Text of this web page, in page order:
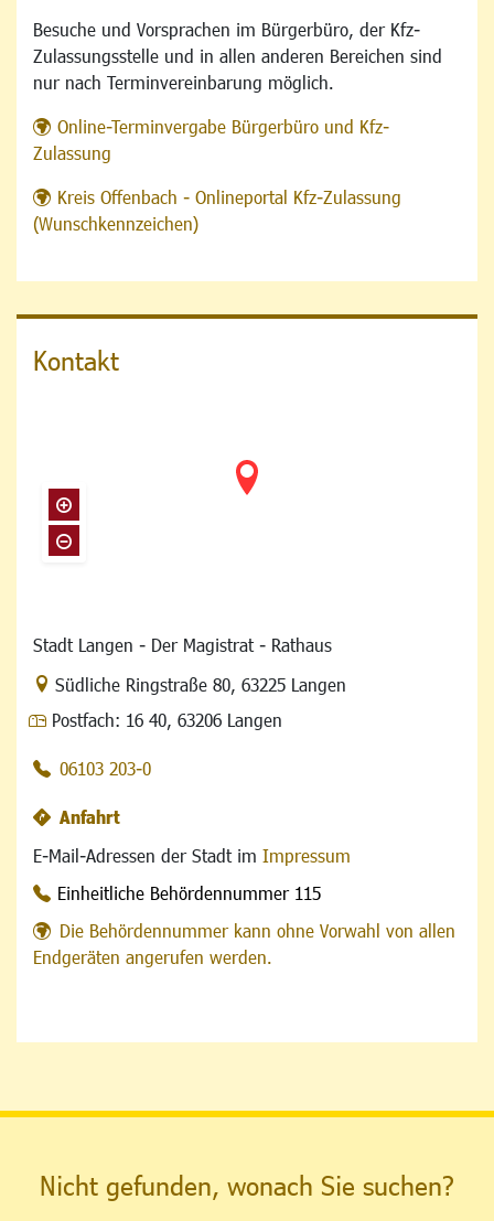
Besuche und Vorsprachen im Bürgerbüro, der Kfz-
Zulassungsstelle und in allen anderen Bereichen sind
nur nach Terminvereinbarung möglich.
Online-Terminvergabe Bürgerbüro und Kfz-
Zulassung
Kreis Offenbach - Onlineportal Kfz-Zulassung
(Wunschkennzeichen)
Kontakt
Stadt Langen - Der Magistrat - Rathaus
Link zur Google-Maps Navigation
Südliche Ringstraße 80, 63225 Langen
Postfach: 16 40, 63206 Langen
06103 203-0
Anfahrt
E-Mail-Adressen der Stadt im Impressum
Einheitliche Behördennummer 115
Die Behördennummer kann ohne Vorwahl von allen
Endgeräten angerufen werden.
Nicht gefunden, wonach Sie suchen?